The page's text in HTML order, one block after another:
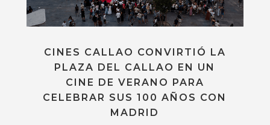
CINES CALLAO CONVIRTIÓ LA
PLAZA DEL CALLAO EN UN
CINE DE VERANO PARA
CELEBRAR SUS 100 AÑOS CON
MADRID